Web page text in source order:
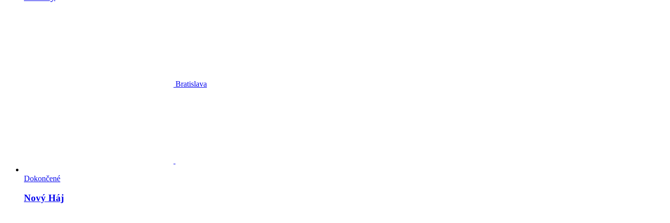
Bratislava
Dokončené
Nový Háj